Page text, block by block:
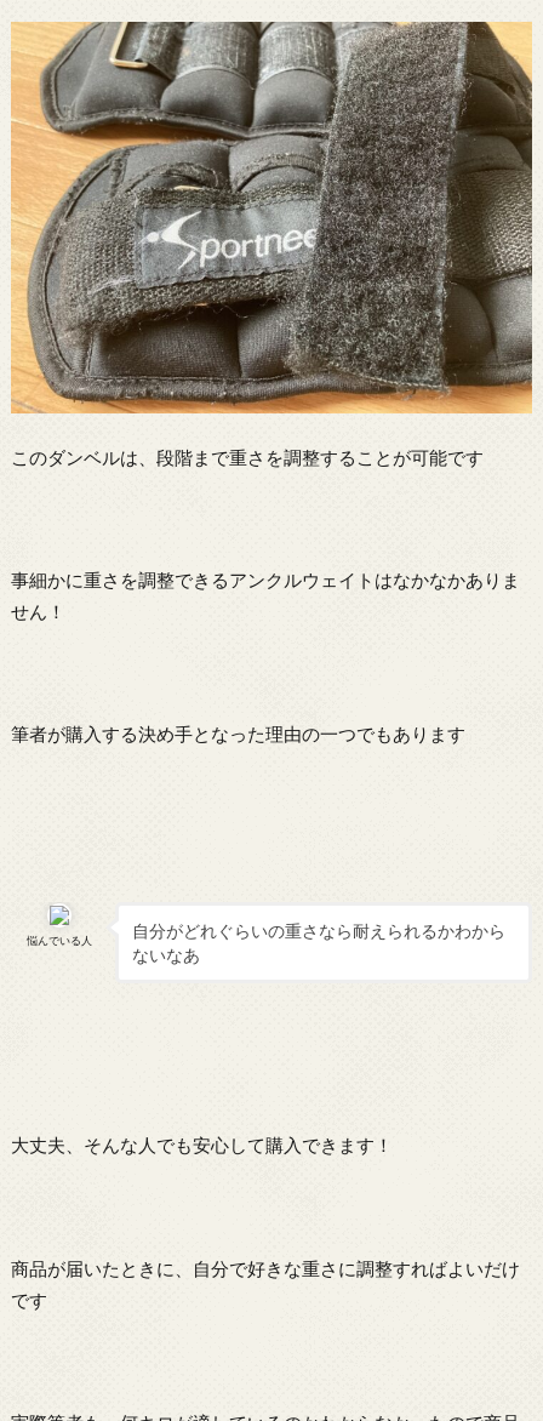
このダンベルは、段階まで重さを調整することが可能です
事細かに重さを調整できるアンクルウェイトはなかなかありま
せん！
筆者が購入する決め手となった理由の一つでもあります
悩んでいる人
自分がどれぐらいの重さなら耐えられるかわから
ないなあ
大丈夫、そんな人でも安心して購入できます！
商品が届いたときに、自分で好きな重さに調整すればよいだけ
です